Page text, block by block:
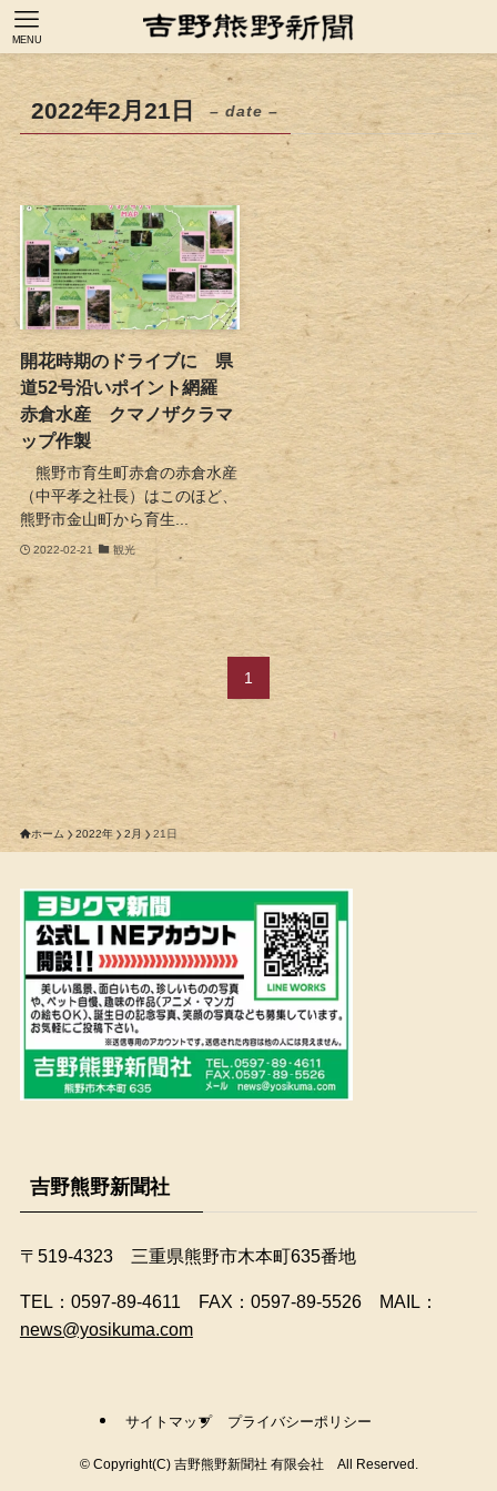
MENU
2022年2月21日 – date –
開花時期のドライブに 県
道52号沿いポイント網羅
赤倉水産 クマノザクラマ
ップ作製
熊野市育生町赤倉の赤倉水産
（中平孝之社長）はこのほど、
熊野市金山町から育生...
2022-02-21 観光
1
ホーム 2022年 2月 21日
吉野熊野新聞社
〒519-4323 三重県熊野市木本町635番地
​TEL：0597-89-4611 FAX：0597-89-5526 MAIL：
news@yosikuma.com
サイトマップ プライバシーポリシー
©Copyright(C) 吉野熊野新聞社 有限会社 All Reserved.